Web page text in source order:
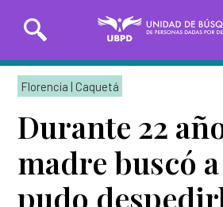
Saltar
contenido
Solicitudes de
Entrega de
INICIO
Florencia | Caquetá
Durante 22
madre buscó
pudo